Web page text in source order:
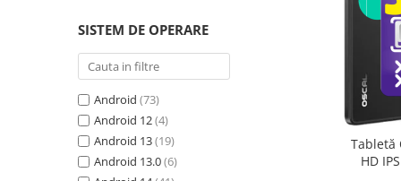
Smartwatch
Ceasuri Smart pentru copii
Bratari Fitness
Accesorii Smartwatch
Trotinete electrice si accesorii
SISTEM DE OPERARE
Android (73)
Android 12(4)
Android 13(19)
Android 13.0(6)
Tabletă
HD